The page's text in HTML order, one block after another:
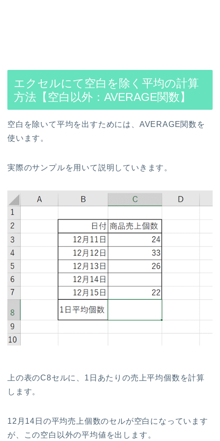
エクセルにて空白を除く平均の計算
方法【空白以外：AVERAGE関数】
空白を除いて平均を出すためには、AVERAGE関数を
使います。
実際のサンプルを用いて説明していきます。
上の表のC8セルに、1日あたりの売上平均個数を計算
します。
12月14日の平均売上個数のセルが空白になっています
が、この空白以外の平均値を出します。